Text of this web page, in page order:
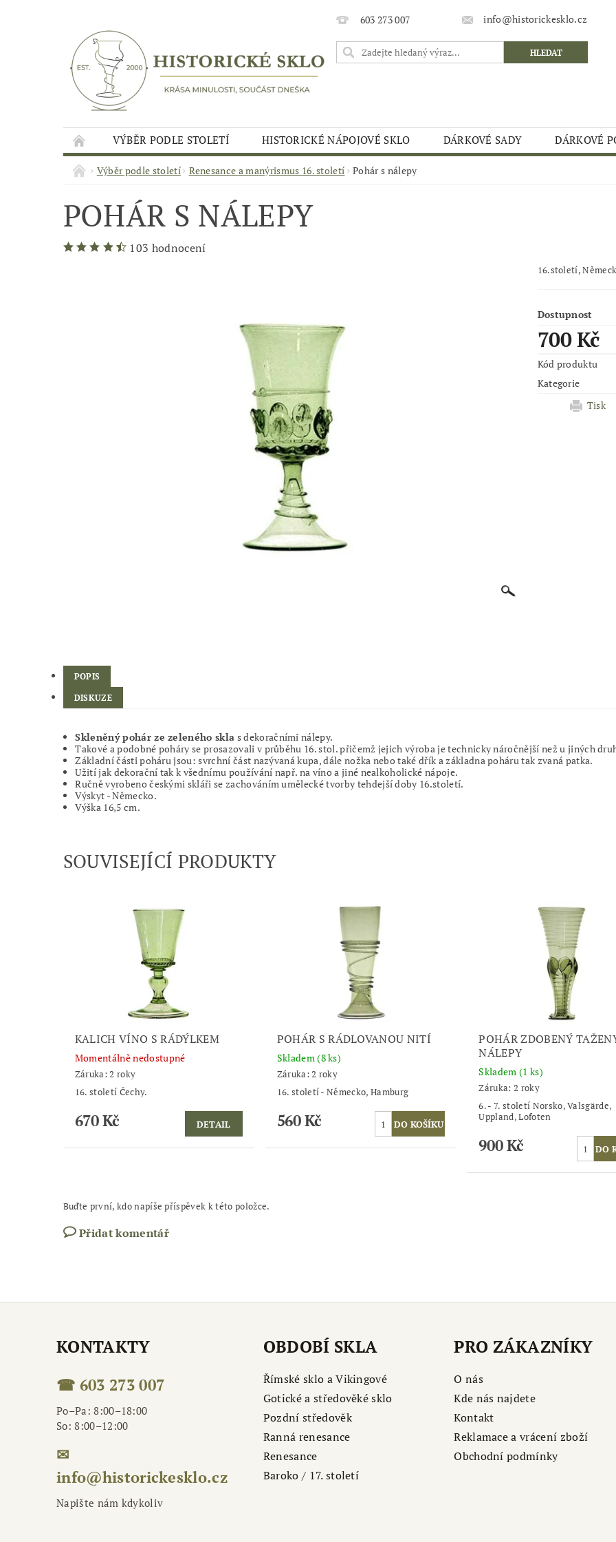
603 273 007 info@historickesklo.cz
VÝBĚR PODLE STOLETÍ HISTORICKÉ NÁPOJOVÉ SKLO DÁRKOVÉ SADY DÁRKOVÉ
Výběr podle století Renesance a manýrismus 16. století Pohár s nálepy
POHÁR S NÁLEPY
103 hodnocení
16.století,
Dostupnost
700 Kč
Kód produktu
Kategorie
Tisk
POPIS
DISKUZE
Skleněný pohár ze zeleného skla s dekoračními nálepy.
Takové a podobné poháry se prosazovali v průběhu 16. stol. přičemž jejich výroba je technicky náročnější než u jiných
Základní části poháru jsou: svrchní část nazývaná kupa, dále nožka nebo také dřík a základna poháru tak zvaná patka.
Užití jak dekorační tak k všednímu používání např. na víno a jiné nealkoholické nápoje.
Ručně vyrobeno českými skláři se zachováním umělecké tvorby tehdejší doby 16.století.
Výskyt - Německo.
Výška 16,5 cm.
SOUVISEJÍCÍ PRODUKTY
KALICH VÍNO S RÁDÝLKEM
Momentálně nedostupné
Záruka: 2 roky
16. století Čechy.
670 Kč DETAIL
POHÁR S RÁDLOVANOU NITÍ
Skladem(8 ks)
Záruka: 2 roky
16. století - Německo, Hamburg
560 Kč
POHÁR ZDOBENÝ
NÁLEPY
Skladem(1 ks)
Záruka: 2 roky
6. - 7. století Norsko, Valsgärde,
Uppland, Lofoten
900 Kč
Buďte první, kdo napíše příspěvek k této položce.
Přidat komentář
KONTAKTY
☎ 603 273 007
Po–Pa: 8:00–18:00
So: 8:00–12:00
✉
info@historickesklo.cz
Napište nám kdykoliv
OBDOBÍ SKLA
Římské sklo a Vikingové
Gotické a středověké sklo
Pozdní středověk
Ranná renesance
Renesance
Baroko / 17. století
PRO ZÁKAZNÍKY
O nás
Kde nás najdete
Kontakt
Reklamace a vrácení zboží
Obchodní podmínky